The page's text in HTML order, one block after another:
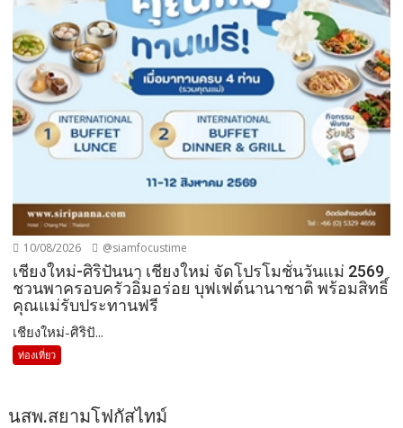
10/08/2026 @siamfocustime
เชียงใหม่-ศิริปันนา เชียงใหม่ จัดโปรโมชั่นวันแม่ 2569
ชวนพาครอบครัวอิ่มอร่อย บุฟเฟต์นานาชาติ พร้อมสิทธิ์
คุณแม่รับประทานฟรี
เชียงใหม่-ศิริปั...
ท่องเที่ยว
นสพ.สยามโฟกัสไทม์